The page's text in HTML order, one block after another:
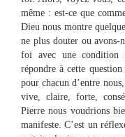
même : est-ce que
Dieu nous montre
ne plus douter ou avons-
foi avec une condition
répondre à cette
pour chacun d’entre
vive, claire, forte,
Pierre nous voudrions
manifeste. C’est un